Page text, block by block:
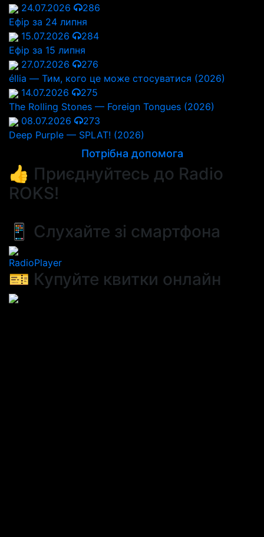
24.07.2026
286
Ефір за 24 липня
15.07.2026
284
Ефір за 15 липня
27.07.2026
276
éllia — Тим, кого це може стосуватися (2026)
14.07.2026
275
The Rolling Stones — Foreign Tongues (2026)
08.07.2026
273
Deep Purple — SPLAT! (2026)
Потрібна допомога
👍 Приєднуйтесь до Radio
ROKS!
📱 Слухайте зі смартфона
RadioPlayer
🎫 Купуйте квитки онлайн